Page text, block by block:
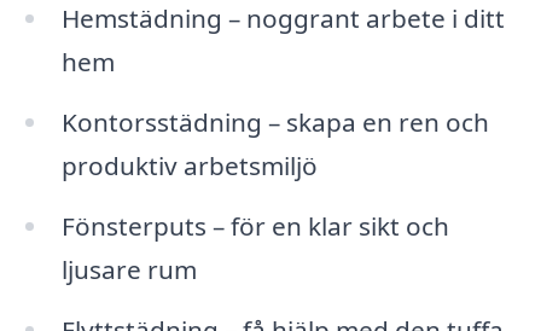
Hemstädning – noggrant arbete i ditt
hem
Kontorsstädning – skapa en ren och
produktiv arbetsmiljö
Fönsterputs – för en klar sikt och
ljusare rum